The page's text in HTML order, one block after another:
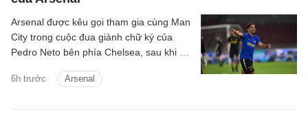
6h trước Arsenal
Arsenal được kêu gọi tham gia cùng Man
City trong cuộc đua giành chữ ký của
Pedro Neto bên phía Chelsea, sau khi bỏ